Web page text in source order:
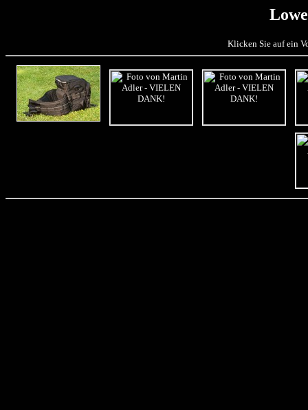
Klicken Sie auf ein